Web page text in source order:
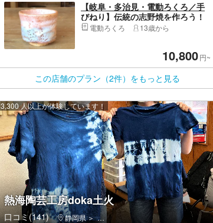
【岐阜・多治見・電動ろくろ／手
びねり】伝統の志野焼を作ろう！
本格陶芸体験
電動ろくろ 13歳から
10,800円~
この店舗のプラン（2件）をもっと見る
熱海陶芸工房doka土火
口コミ(141) 静岡県 熱海市・初島・南熱海・多賀・網代
3,300 人以上が体験しています！